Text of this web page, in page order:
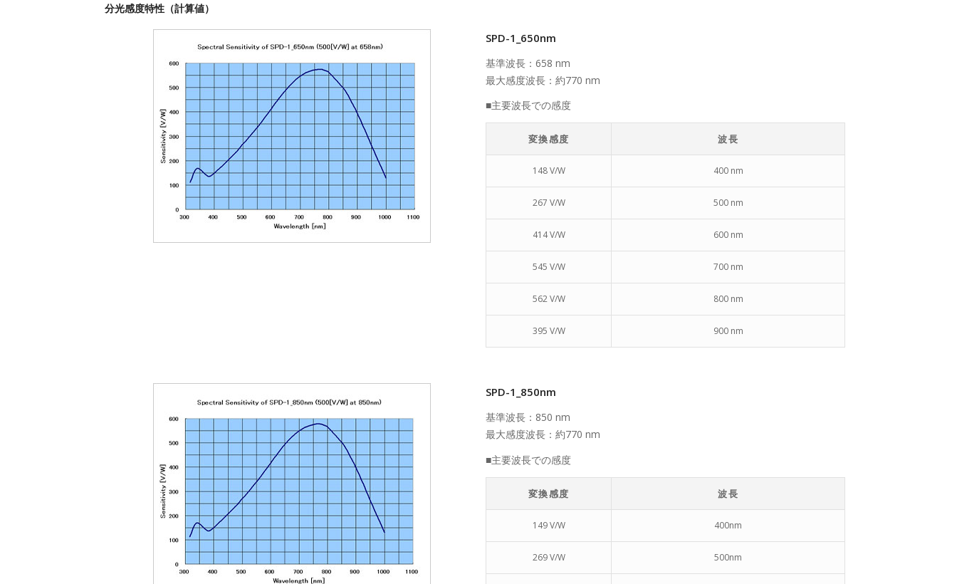
分光感度特性（計算値）
SPD-1_650nm
基準波長：658 nm
最大感度波長：約770 nm
■主要波長での感度
変換感度 波長
148 V/W 400 nm
267 V/W 500 nm
414 V/W 600 nm
545 V/W 700 nm
562 V/W 800 nm
395 V/W 900 nm
SPD-1_850nm
基準波長：850 nm
最大感度波長：約770 nm
■主要波長での感度
変換感度 波長
149 V/W 400nm
269 V/W 500nm